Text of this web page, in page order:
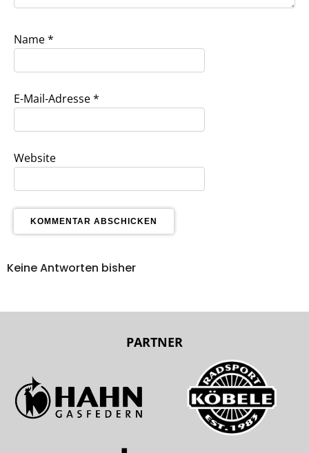
Name*
E-Mail-Adresse*
Website
Keine Antworten bisher
PARTNER